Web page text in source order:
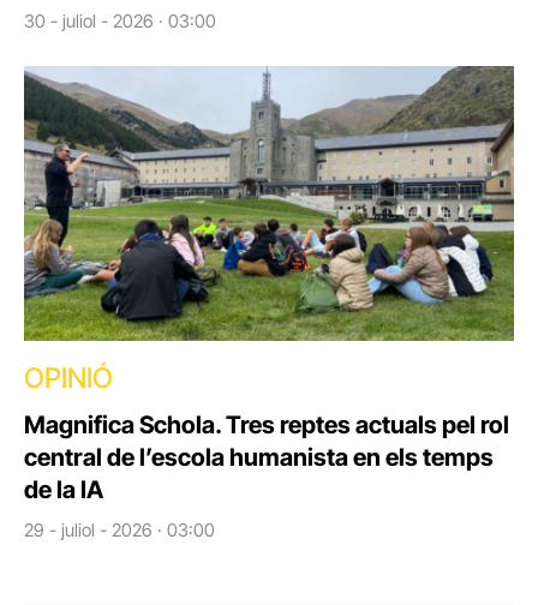
30 - juliol - 2026 · 03:00
OPINIÓ
Magnifica Schola. Tres reptes actuals pel rol
central de l’escola humanista en els temps
de la IA
29 - juliol - 2026 · 03:00